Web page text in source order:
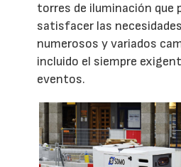
torres de iluminación que
satisfacer las
numerosos y variados
incluido el siempre
eventos.